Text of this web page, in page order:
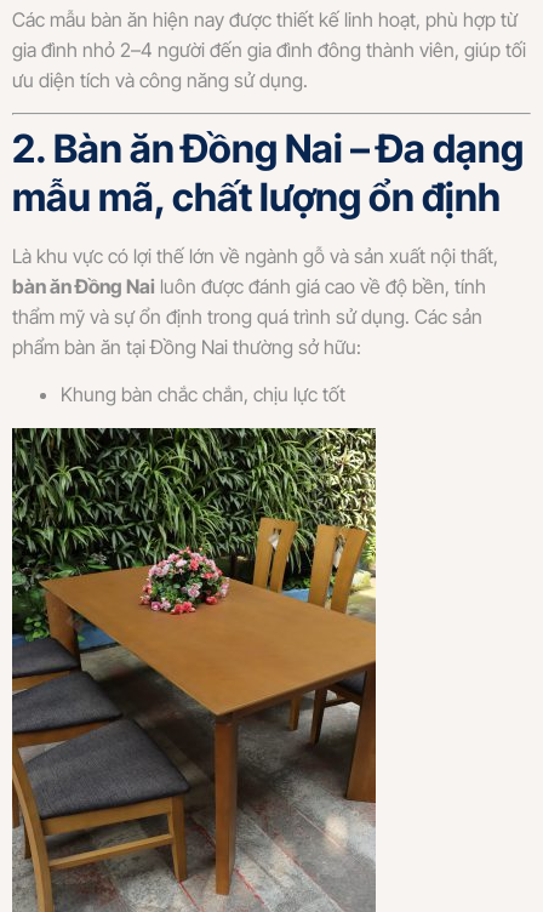
Các mẫu bàn ăn hiện nay được thiết kế linh hoạt, phù hợp từ
gia đình nhỏ 2–4 người đến gia đình đông thành viên, giúp tối
ưu diện tích và công năng sử dụng.
2. Bàn ăn Đồng Nai – Đa dạng
mẫu mã, chất lượng ổn định
Là khu vực có lợi thế lớn về ngành gỗ và sản xuất nội thất,
bàn ăn Đồng Nai luôn được đánh giá cao về độ bền, tính
thẩm mỹ và sự ổn định trong quá trình sử dụng. Các sản
phẩm bàn ăn tại Đồng Nai thường sở hữu:
Khung bàn chắc chắn, chịu lực tốt